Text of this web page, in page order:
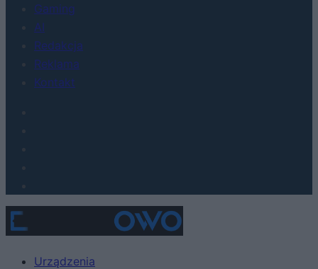
Gaming
AI
Redakcja
Reklama
Kontakt
Urządzenia